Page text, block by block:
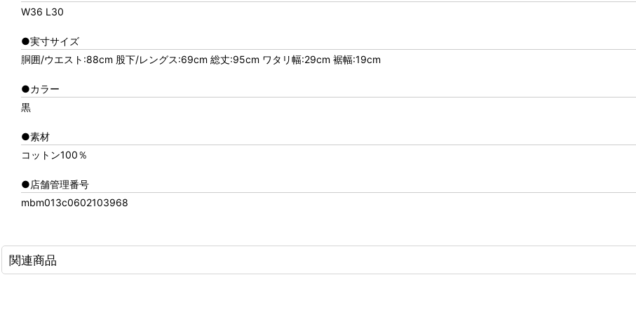
W36 L30
●実寸サイズ
胴囲/ウエスト:88cm 股下/レングス:69cm 総丈:95cm ワタリ幅:29cm 裾幅:19cm
●カラー
黒
●素材
コットン100％
●店舗管理番号
mbm013c0602103968
関連商品